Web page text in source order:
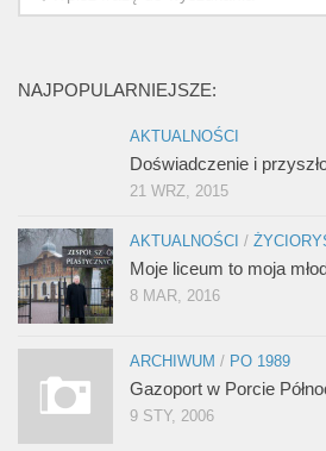
NAJPOPULARNIEJSZE:
AKTUALNOŚCI
Doświadczenie i
21 WRZ, 2015
AKTUALNOŚCI /
Moje liceum to moja
8 MAR, 2016
ARCHIWUM / PO 1989
Gazoport w Porcie
9 STY, 2006